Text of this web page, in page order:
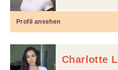
Profil ansehen
Charlotte L